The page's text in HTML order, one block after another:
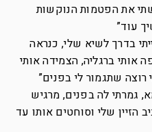
את הפטמות הנוקשות
עוד”
בדרך לשיא שלי, כנראה
ברגליה, הצמידה אותי
שתגמור לי בפנים”
גמרתי לה בפנים, מרגיש
הזיין שלי וסוחטים אותו עד